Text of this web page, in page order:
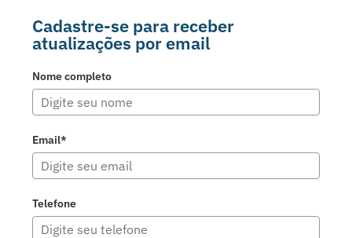
Cadastre-se para receber
atualizações por email
Nome completo
Email*
Telefone